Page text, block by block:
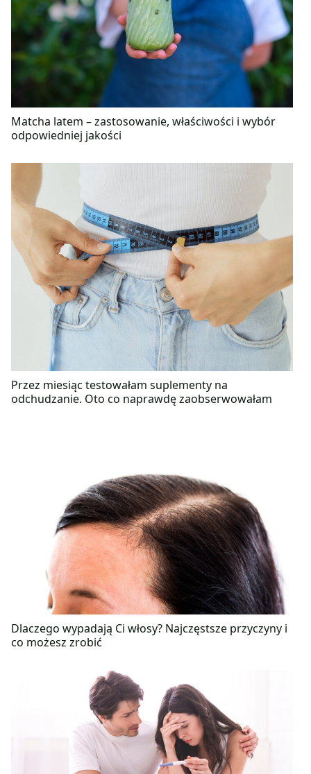
Matcha latem – zastosowanie, właściwości i wybór
odpowiedniej jakości
Przez miesiąc testowałam suplementy na
odchudzanie. Oto co naprawdę zaobserwowałam
Dlaczego wypadają Ci włosy? Najczęstsze przyczyny i
co możesz zrobić